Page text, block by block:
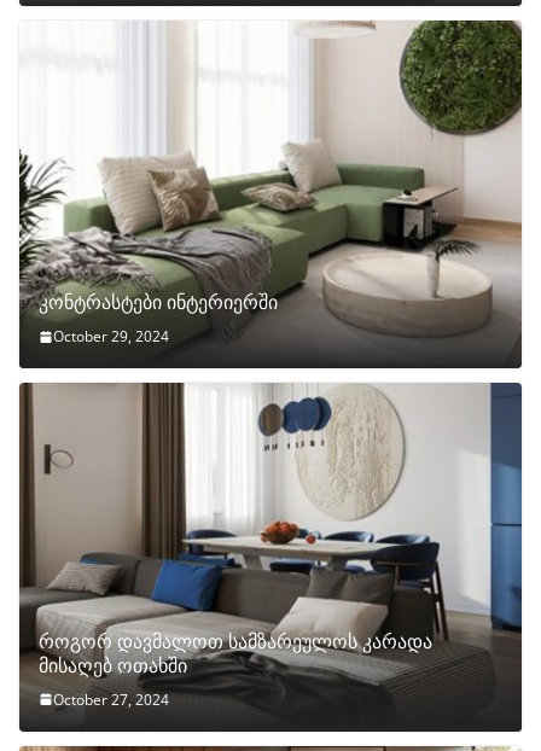
კონტრასტები ინტერიერში
October 29, 2024
როგორ დავმალოთ სამზარეულოს კარადა
მისაღებ ოთახში
October 27, 2024